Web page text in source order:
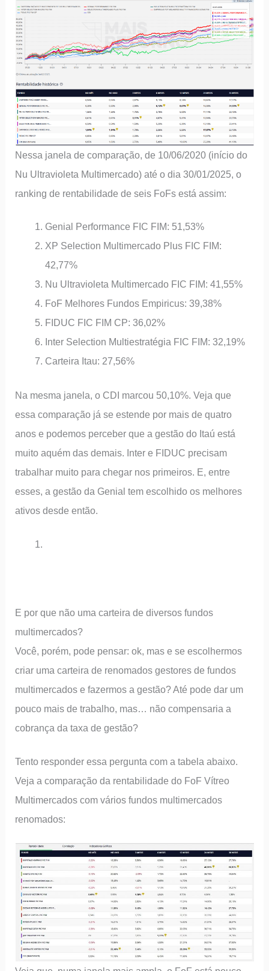
Nessa janela de comparação, de 10/06/2020 (início do
Nu Ultravioleta Multimercado) até o dia 30/01/2025, o
ranking de rentabilidade de seis FoFs está assim:
Genial Performance FIC FIM: 51,53%
XP Selection Multimercado Plus FIC FIM:
42,77%
Nu Ultravioleta Multimercado FIC FIM: 41,55%
FoF Melhores Fundos Empiricus: 39,38%
FIDUC FIC FIM CP: 36,02%
Inter Selection Multiestratégia FIC FIM: 32,19%
Carteira Itau: 27,56%
Na mesma janela, o CDI marcou 50,10%. Veja que
essa comparação já se estende por mais de quatro
anos e podemos perceber que a gestão do Itaú está
muito aquém das demais. Inter e FIDUC precisam
trabalhar muito para chegar nos primeiros. E, entre
esses, a gestão da Genial tem escolhido os melhores
ativos desde então.
E por que não uma carteira de diversos fundos
multimercados?
Você, porém, pode pensar: ok, mas e se escolhermos
criar uma carteira de renomados gestores de fundos
multimercados e fazermos a gestão? Até pode dar um
pouco mais de trabalho, mas… não compensaria a
cobrança da taxa de gestão?
Tento responder essa pergunta com a tabela abaixo.
Veja a comparação da rentabilidade do FoF Vítreo
Multimercados com vários fundos multimercados
renomados: